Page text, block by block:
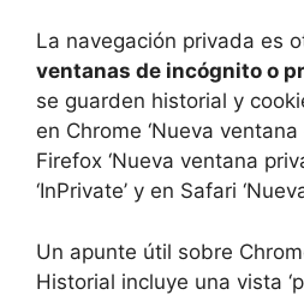
La navegación privada es
ventanas de incógnito o
se guarden historial y
en Chrome ‘Nueva ventana
Firefox ‘Nueva ventana
‘InPrivate’ y en Safari
Un apunte útil sobre
Historial incluye una vista